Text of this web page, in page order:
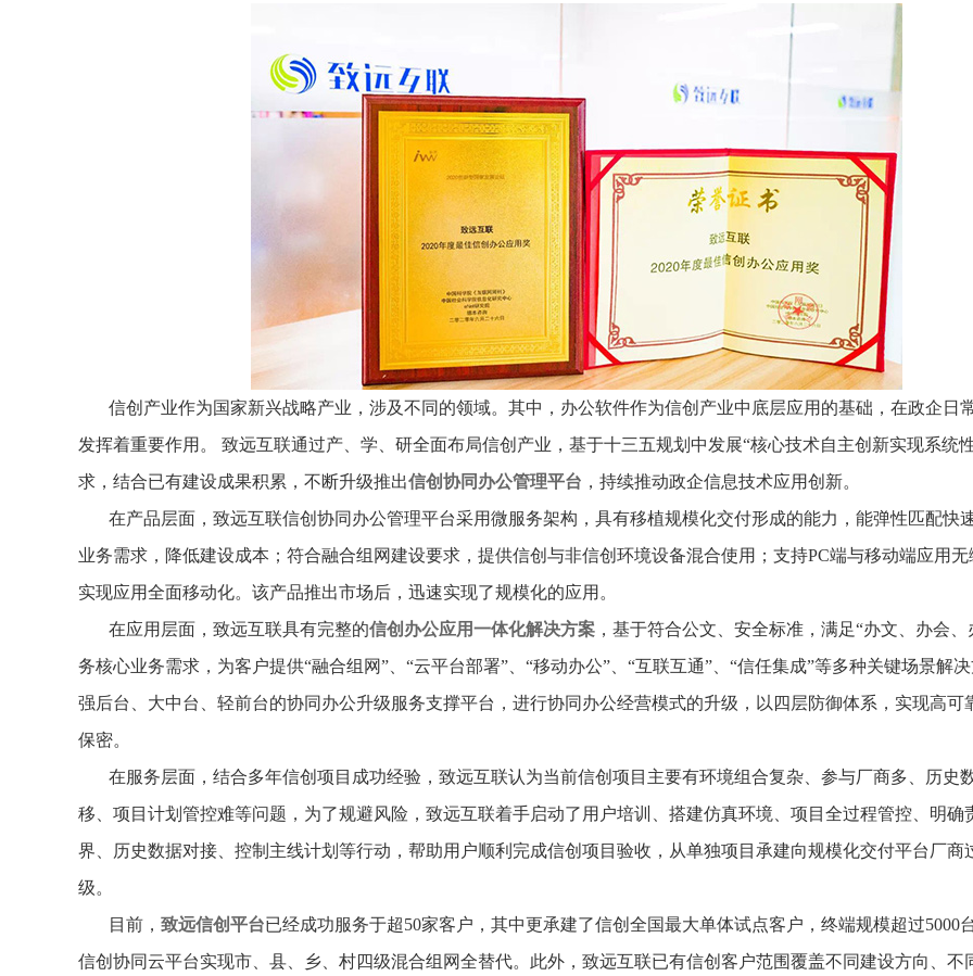
点线面结合，安全风险管控新策略
穿透式监管
数智驱动，全域穿透
穿透式智能科技
全级次穿透，数智驱动科技管理 数智赋能人力，全域一
人业财一体化
数智合规管控 数据驱动经营
信创产业作为国家新兴战略产业，涉及不同的领域。其中，办公软件作为信创产业中底层应用的基础，在政企日
发挥着重要作用。 致远互联通过产、学、研全面布局信创产业，基于十三五规划中发展“核心技术自主创新实现系统
求，结合已有建设成果积累，不断升级推出信创协同办公管理平台 ，持续推动政企信息技术应用创新。
在产品层面，致远互联信创协同办公管理平台采用微服务架构，具有移植规模化交付形成的能力，能弹性匹配快
业务需求，降低建设成本；符合融合组网建设要求，提供信创与非信创环境设备混合使用；支持PC端与移动端应用
实现应用全面移动化。该产品推出市场后，迅速实现了规模化的应用。
在应用层面，致远互联具有完整的信创办公应用一体化解决方案 ，基于符合公文、安全标准，满足“办文、办会、
务核心业务需求，为客户提供“融合组网”、“云平台部署”、“移动办公”、“互联互通”、“信任集成”等多种关键场景解
强后台、大中台、轻前台的协同办公升级服务支撑平台，进行协同办公经营模式的升级，以四层防御体系，实现高可
保密。
在服务层面，结合多年信创项目成功经验，致远互联认为当前信创项目主要有环境组合复杂、参与厂商多、历史
移、项目计划管控难等问题，为了规避风险，致远互联着手启动了用户培训、搭建仿真环境、项目全过程管控、明确
界、历史数据对接、控制主线计划等行动，帮助用户顺利完成信创项目验收，从单独项目承建向规模化交付平台厂商
级。
目前， 致远信创平台已经成功服务于超50家客户，其中更承建了信创全国最大单体试点客户，终端规模超过5000
信创协同云平台实现市、县、乡、村四级混合组网全替代。此外，致远互联已有信创客户范围覆盖不同建设方向、不